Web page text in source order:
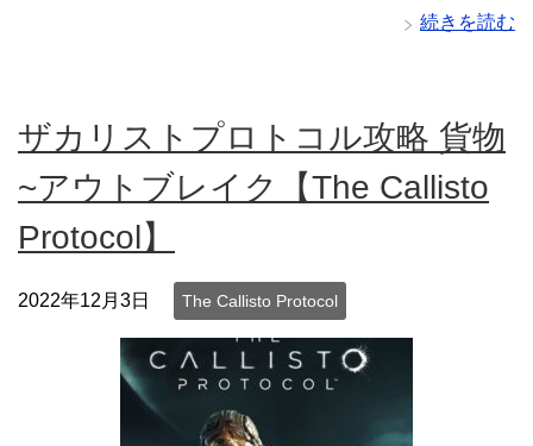
続きを読む
ザカリストプロトコル攻略 貨物
~アウトブレイク【The Callisto
Protocol】
2022年12月3日 The Callisto Protocol